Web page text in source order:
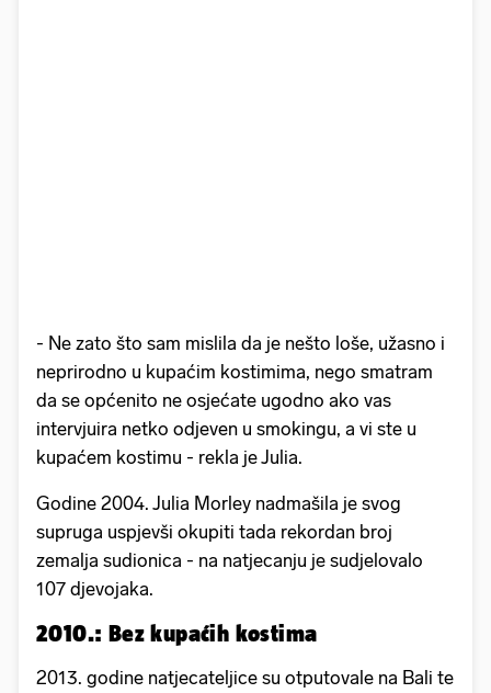
- Ne zato što sam mislila da je nešto loše, užasno i
neprirodno u kupaćim kostimima, nego smatram
da se općenito ne osjećate ugodno ako vas
intervjuira netko odjeven u smokingu, a vi ste u
kupaćem kostimu - rekla je Julia.
Godine 2004. Julia Morley nadmašila je svog
supruga uspjevši okupiti tada rekordan broj
zemalja sudionica - na natjecanju je sudjelovalo
107 djevojaka.
2010.: Bez kupaćih kostima
2013. godine natjecateljice su otputovale na Bali te